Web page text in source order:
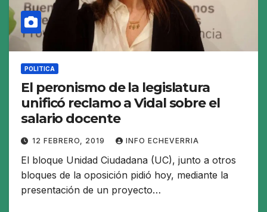
POLITICA
El peronismo de la legislatura
unificó reclamo a Vidal sobre el
salario docente
12 FEBRERO, 2019 INFO ECHEVERRIA
El bloque Unidad Ciudadana (UC), junto a otros
bloques de la oposición pidió hoy, mediante la
presentación de un proyecto…